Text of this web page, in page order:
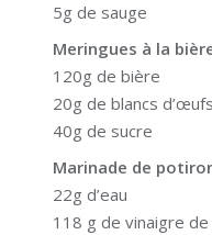
5g de sauge
Meringues à la
120g de bière
20g de blancs d’œufs
40g de sucre
Marinade de
22g d’eau
118 g de vinaigre de